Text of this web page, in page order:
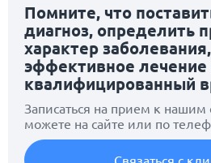
Помните, что
диагноз, определить
характер
эффективное
квалифицированный
Записаться на прием к
можете на сайте или по
Связаться с